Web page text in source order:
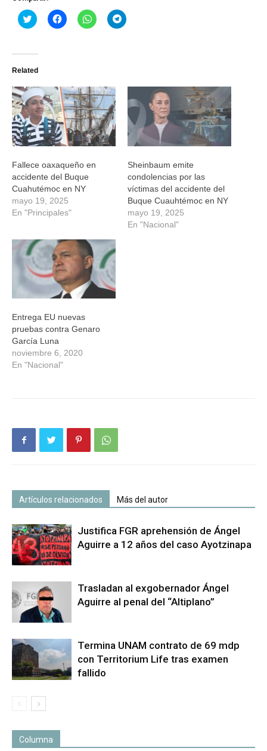
Haz
clic
Twitter
abre
una
ventana
nueva)
Haz
clic
una
ventana
nueva)
Haz
clic
una
ventana
nueva)
Haz
clic
una
ventana
nueva)
Related
Fallece oaxaqueño en
accidente del Buque
Cuahutémoc en NY
mayo 19, 2025
En "Principales"
Sheinbaum emite
condolencias por las
víctimas del accidente del
Buque Cuauhtémoc en NY
mayo 19, 2025
En "Nacional"
Entrega EU nuevas
pruebas contra Genaro
García Luna
noviembre 6, 2020
En "Nacional"
Artículos relacionados Más del autor
Justifica FGR aprehensión de Ángel
Aguirre a 12 años del caso Ayotzinapa
Trasladan al exgobernador Ángel
Aguirre al penal del “Altiplano”
Termina UNAM contrato de 69 mdp
con Territorium Life tras examen
fallido
Columna